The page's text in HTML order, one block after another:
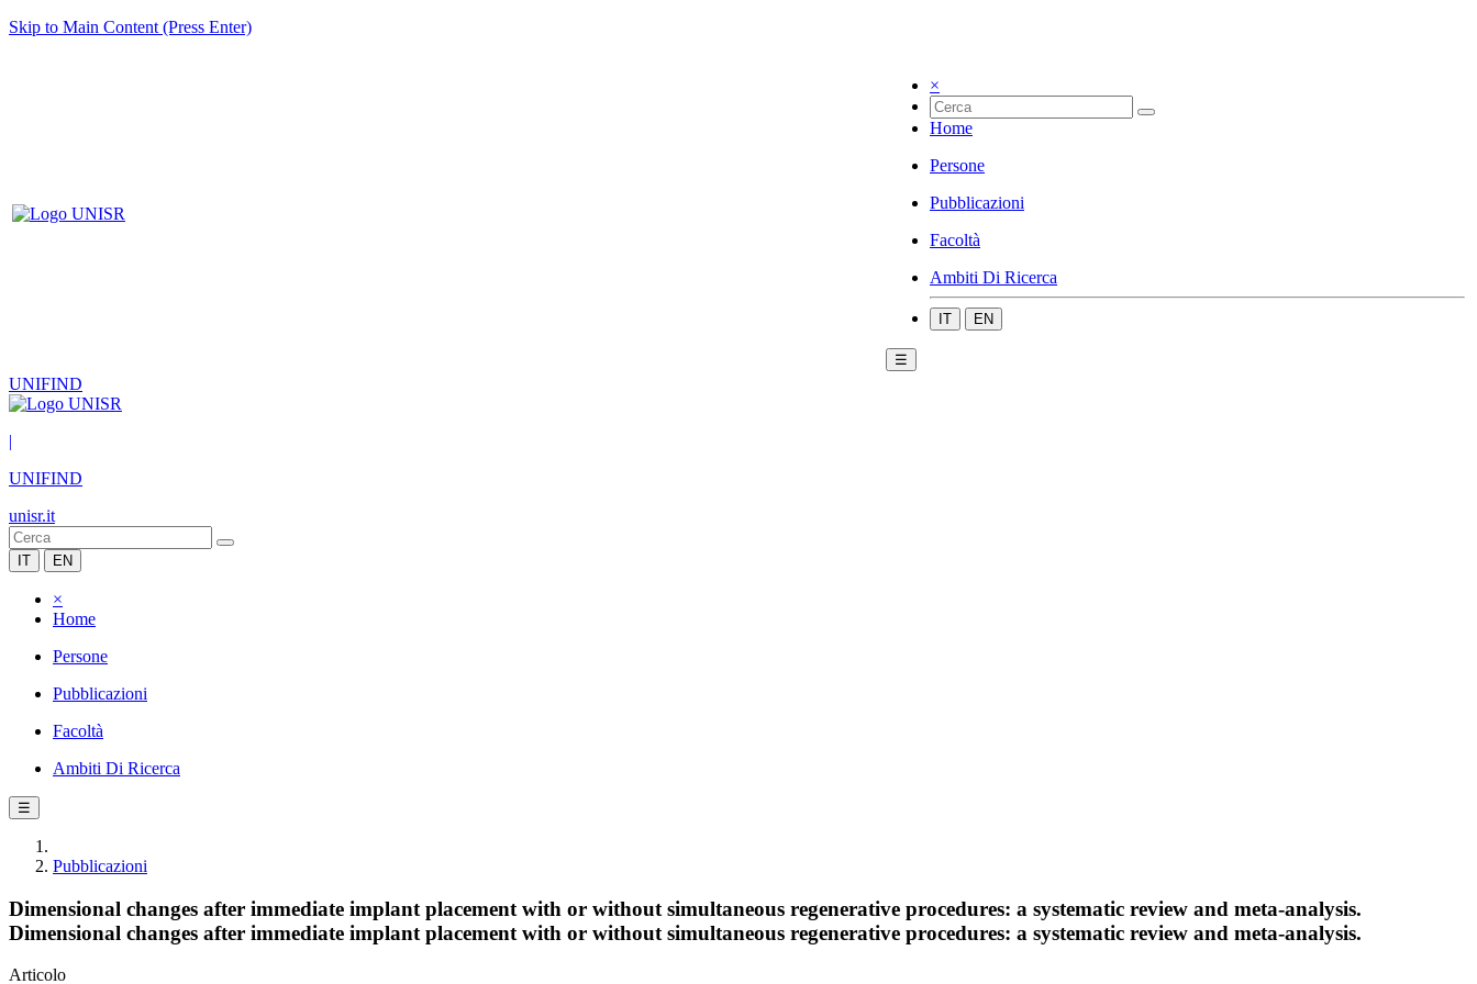
Skip to Main Content (Press Enter)
×
Home
Persone
Pubblicazioni
Facoltà
Ambiti Di Ricerca
IT EN
☰
UNIFIND
|
UNIFIND
unisr.it
IT EN
×
Home
Persone
Pubblicazioni
Facoltà
Ambiti Di Ricerca
☰
Pubblicazioni
Dimensional changes after immediate implant placement with or without simultaneous regenerative procedures: a systematic review and meta-analysis.
Dimensional changes after immediate implant placement with or without simultaneous regenerative procedures: a systematic review and meta-analysis.
Articolo